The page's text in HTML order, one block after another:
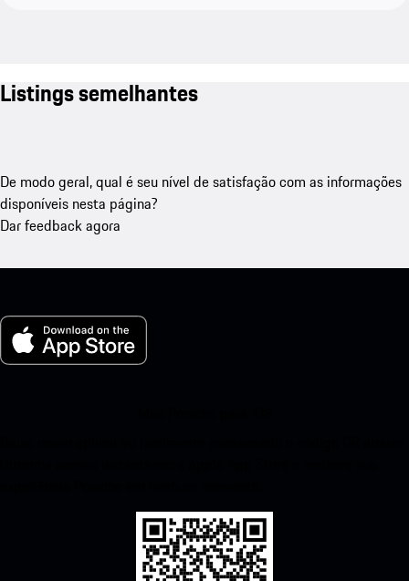
Listings semelhantes
De modo geral, qual é seu nível de satisfação com as informações
disponíveis nesta página?
Dar feedback agora